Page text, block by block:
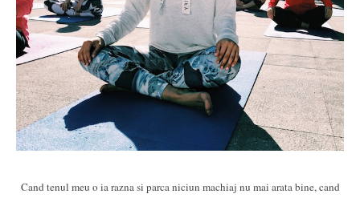
Cand tenul meu o ia razna si parca niciun machiaj nu mai arata bine, cand